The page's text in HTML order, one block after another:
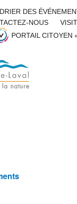
DES
NOUS
PORTAIL CITOYEN